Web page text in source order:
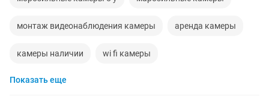
монтаж видеонаблюдения камеры аренда камеры
камеры наличии wi fi камеры
холодильные камеры б у
Показать еще